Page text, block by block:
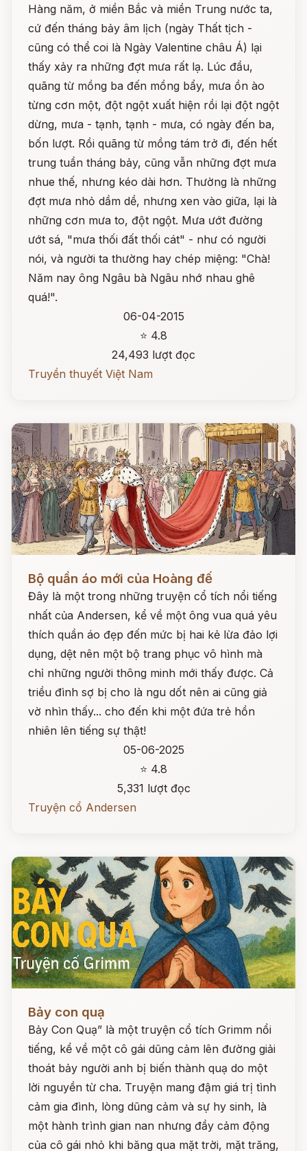
Hàng năm, ở miền Bắc và miền Trung nước ta,
cứ đến tháng bảy âm lịch (ngày Thất tịch -
cũng có thể coi là Ngày Valentine châu Á) lại
thấy xảy ra những đợt mưa rất lạ. Lúc đầu,
quãng từ mồng ba đến mồng bẩy, mưa ồn ào
từng cơn một, đột ngột xuất hiện rồi lại đột ngột
dừng, mưa - tạnh, tạnh - mưa, có ngày đến ba,
bốn lượt. Rồi quãng từ mồng tám trở đi, đến hết
trung tuần tháng bảy, cũng vẫn những đợt mưa
nhue thế, nhưng kéo dài hơn. Thường là những
đợt mưa nhỏ dầm dề, nhưng xen vào giữa, lại là
những cơn mưa to, đột ngột. Mưa ướt đường
ướt sá, "mưa thối đất thối cát" - như có người
nói, và người ta thường hay chép miệng: "Chà!
Năm nay ông Ngâu bà Ngâu nhớ nhau ghê
quá!".
06-04-2015
⭐ 4.8
24,493 lượt đọc
Truyền thuyết Việt Nam
Bộ quần áo mới của Hoàng đế
Đây là một trong những truyện cổ tích nổi tiếng
nhất của Andersen, kể về một ông vua quá yêu
thích quần áo đẹp đến mức bị hai kẻ lừa đảo lợi
dụng, dệt nên một bộ trang phục vô hình mà
chỉ những người thông minh mới thấy được. Cả
triều đình sợ bị cho là ngu dốt nên ai cũng giả
vờ nhìn thấy... cho đến khi một đứa trẻ hồn
nhiên lên tiếng sự thật!
05-06-2025
⭐ 4.8
5,331 lượt đọc
Truyện cổ Andersen
Bảy con quạ
Bảy Con Quạ” là một truyện cổ tích Grimm nổi
tiếng, kể về một cô gái dũng cảm lên đường giải
thoát bảy người anh bị biến thành quạ do một
lời nguyền từ cha. Truyện mang đậm giá trị tình
cảm gia đình, lòng dũng cảm và sự hy sinh, là
một hành trình gian nan nhưng đầy cảm động
của cô gái nhỏ khi băng qua mặt trời, mặt trăng,